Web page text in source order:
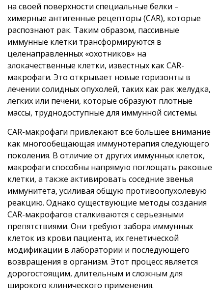
на своей поверхности специальные белки –
химерные антигенные рецепторы (CAR), которые
распознают рак. Таким образом, пассивные
иммунные клетки трансформируются в
целенаправленных «охотников» на
злокачественные клетки, известных как CAR-
макрофаги. Это открывает новые горизонты в
лечении солидных опухолей, таких как рак желудка,
легких или печени, которые образуют плотные
массы, труднодоступные для иммунной системы.
CAR-макрофаги привлекают все большее внимание
как многообещающая иммунотерапия следующего
поколения. В отличие от других иммунных клеток,
макрофаги способны напрямую поглощать раковые
клетки, а также активировать соседние звенья
иммунитета, усиливая общую противоопухолевую
реакцию. Однако существующие методы создания
CAR-макрофагов сталкиваются с серьезными
препятствиями. Они требуют забора иммунных
клеток из крови пациента, их генетической
модификации в лаборатории и последующего
возвращения в организм. Этот процесс является
дорогостоящим, длительным и сложным для
широкого клинического применения.